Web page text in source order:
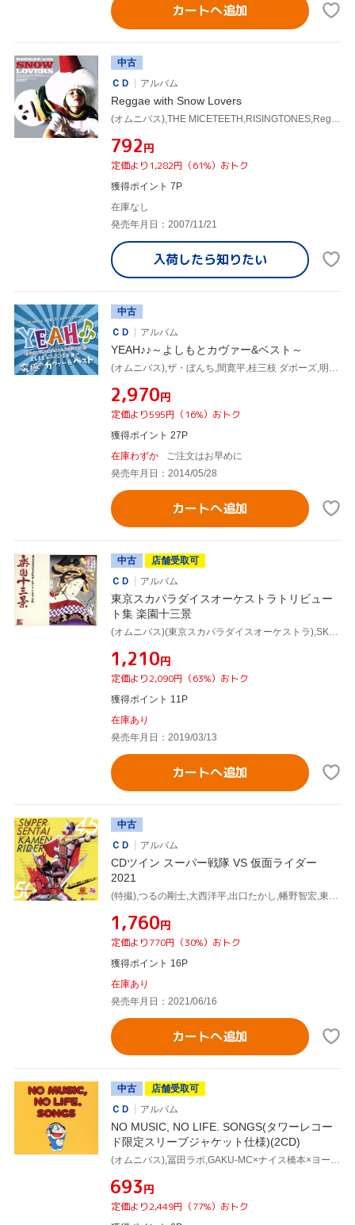
カートへ追加
中古
ＣＤ
アルバム
Reggae with Snow Lovers
¥792円
定価より1,282円（61%）おトク
獲得ポイント 7P
在庫なし
発売年月日：2007/11/21
入荷したら知りたい
中古
ＣＤ
アルバム
YEAH♪♪～よしもとカヴァー&ベスト～
¥2,970円
定価より595円（16%）おトク
獲得ポイント 27P
在庫わずか
ご注文はお早めに
発売年月日：2014/05/28
カートへ追加
中古
店舗受取可
ＣＤ
アルバム
東京スカパラダイスオーケストラトリビュー
ト集 楽園十三景
¥1,210円
定価より2,090円（63%）おトク
獲得ポイント 11P
在庫あり
発売年月日：2019/03/13
カートへ追加
中古
ＣＤ
アルバム
CDツイン スーパー戦隊 VS 仮面ライダー
2021
¥1,760円
定価より770円（30%）おトク
獲得ポイント 16P
在庫あり
発売年月日：2021/06/16
カートへ追加
中古
店舗受取可
ＣＤ
アルバム
NO MUSIC, NO LIFE. SONGS(タワーレコー
ド限定スリーブジャケット仕様)(2CD)
¥693円
定価より2,449円（77%）おトク